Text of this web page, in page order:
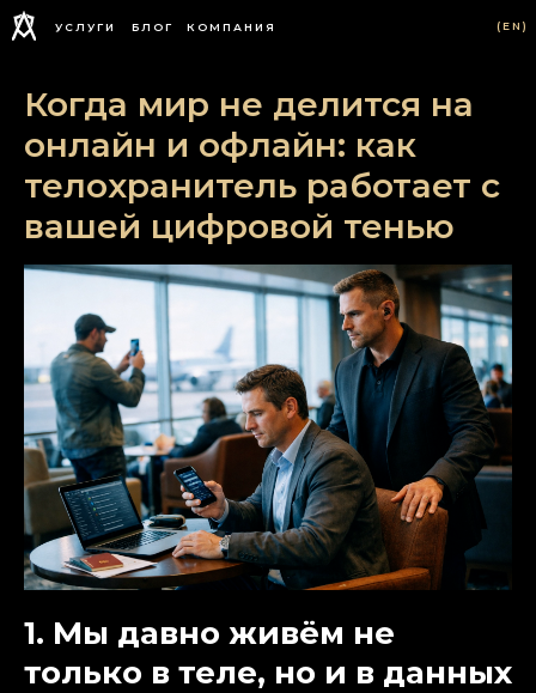
УСЛУГИ БЛОГ КОМПАНИЯ (EN)
Когда мир не делится на
онлайн и офлайн: как
телохранитель работает с
вашей цифровой тенью
1. Мы давно живём не
только в теле, но и в данных